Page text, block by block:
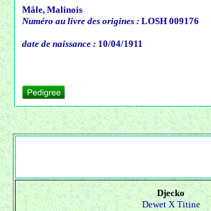
Mâle, Malinois
Numéro au livre des origines : LOSH 009176
date de naissance : 10/04/1911
Djecko
Dewet XTitine